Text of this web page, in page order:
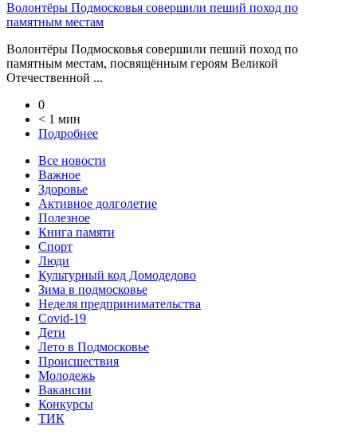
Волонтёры Подмосковья совершили пеший поход по
памятным местам
Волонтёры Подмосковья совершили пеший поход по
памятным местам, посвящённым героям Великой
Отечественной ...
0
< 1 мин
Подробнее
Все новости
Важное
Здоровье
Активное долголетие
Полезное
Книга памяти
Спорт
Люди
Культурный код Домодедово
Зима в подмосковье
Неделя предпринимательства
Covid-19
Дети
Лето в Подмосковье
Происшествия
Молодежь
Вакансии
Конкурсы
ТИК